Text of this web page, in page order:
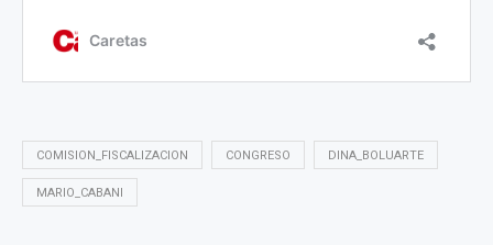
COMISION_FISCALIZACION CONGRESO DINA_BOLUARTE
MARIO_CABANI